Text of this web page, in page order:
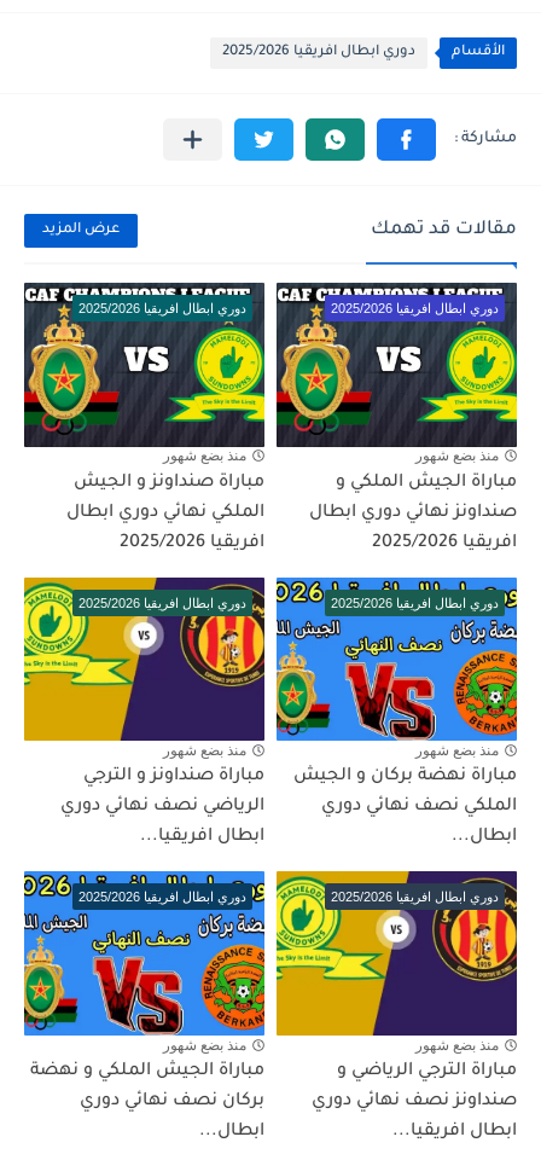
الأقسام دوري ابطال افريقيا 2025/2026
مقالات قد تهمك عرض المزيد
دوري ابطال افريقيا 2025/2026
منذ بضع شهور
مباراة الجيش الملكي و
صنداونز نهائي دوري ابطال
افريقيا 2025/2026
دوري ابطال افريقيا 2025/2026
منذ بضع شهور
مباراة صنداونز و الجيش
الملكي نهائي دوري ابطال
افريقيا 2025/2026
دوري ابطال افريقيا 2025/2026
منذ بضع شهور
مباراة نهضة بركان و الجيش
الملكي نصف نهائي دوري
ابطال...
دوري ابطال افريقيا 2025/2026
منذ بضع شهور
مباراة صنداونز و الترجي
الرياضي نصف نهائي دوري
ابطال افريقيا...
دوري ابطال افريقيا 2025/2026
منذ بضع شهور
مباراة الترجي الرياضي و
صنداونز نصف نهائي دوري
ابطال افريقيا...
دوري ابطال افريقيا 2025/2026
منذ بضع شهور
مباراة الجيش الملكي و نهضة
بركان نصف نهائي دوري
ابطال...